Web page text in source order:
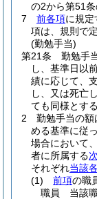
の2から第51条
7
前各項に規
項は、規則で定
(勤勉手当)
第21条
勤勉手
し、基準日以
績に応じて、
し、又は死亡
ても同様とする
2
勤勉手当の
める基準に従
場合において
者に所属する
それぞれ当該
(1)
前項の職
職員 当該職